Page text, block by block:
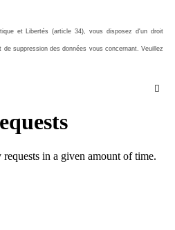
et Libertés (article 34), vous disposez d'un droit
suppression des données vous concernant. Veuillez
